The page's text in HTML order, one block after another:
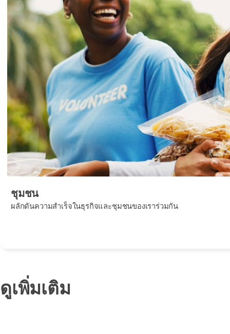
ชุมชน
ผลักดันความสำเร็จในธุรกิจและชุมชนของเราร่วมกัน
ดูเพิ่มเติม